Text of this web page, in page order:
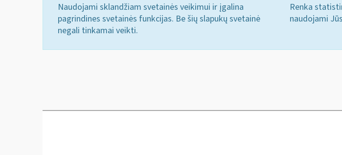
Naudojami sklandžiam svetainės veikimui ir įgalina
pagrindines svetainės funkcijas. Be šių slapukų svetainė
negali tinkamai veikti.
Renka
naudojami